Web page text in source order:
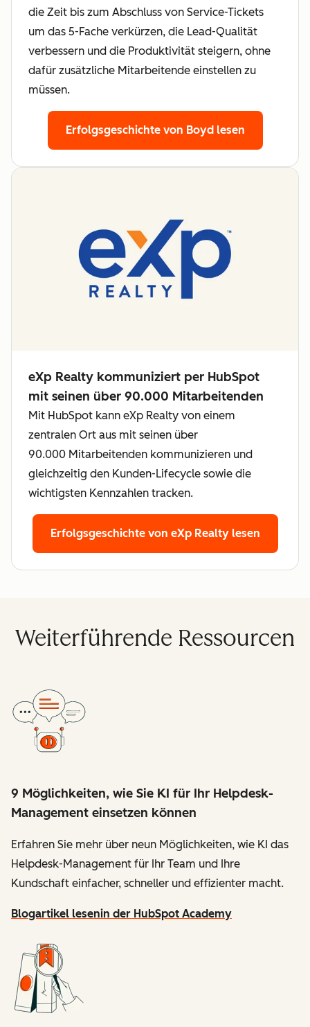
die Zeit bis zum Abschluss von Service-Tickets
um das 5-Fache verkürzen, die Lead-Qualität
verbessern und die Produktivität steigern, ohne
dafür zusätzliche Mitarbeitende einstellen zu
müssen.
Erfolgsgeschichte von Boyd lesen
eXp Realty kommuniziert per HubSpot
mit seinen über 90.000 Mitarbeitenden
Mit HubSpot kann eXp Realty von einem
zentralen Ort aus mit seinen über
90.000 Mitarbeitenden kommunizieren und
gleichzeitig den Kunden-Lifecycle sowie die
wichtigsten Kennzahlen tracken.
Erfolgsgeschichte von eXp Realty lesen
Weiterführende Ressourcen
9 Möglichkeiten, wie Sie KI für Ihr Helpdesk-
Management einsetzen können
Erfahren Sie mehr über neun Möglichkeiten, wie KI das
Helpdesk-Management für Ihr Team und Ihre
Kundschaft einfacher, schneller und effizienter macht.
Blogartikel lesenin der HubSpot Academy